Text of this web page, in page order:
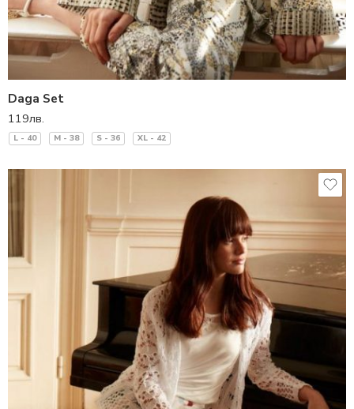
Daga Set
119лв.
L - 40 M - 38 S - 36 XL - 42